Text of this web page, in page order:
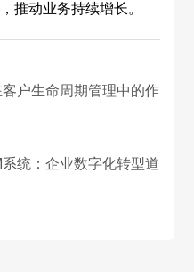
推动业务持续增长。
户生命周期管理中的作
统：企业数字化转型道